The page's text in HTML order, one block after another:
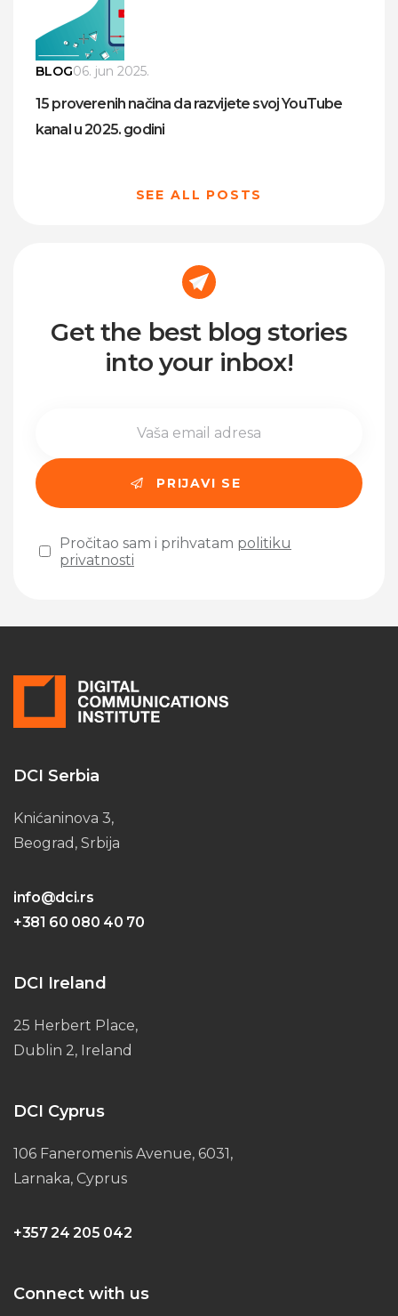
BLOG06. jun 2025.
15 proverenih načina da razvijete svoj YouTube
kanal u 2025. godini
SEE ALL POSTS
Get the best blog stories
into your inbox!
Pročitao sam i prihvatam politiku
privatnosti
DCI Serbia
Knićaninova 3,
Beograd, Srbija
info@dci.rs
+381 60 080 40 70
DCI Ireland
25 Herbert Place,
Dublin 2, Ireland
DCI Cyprus
106 Faneromenis Avenue, 6031,
Larnaka, Cyprus
+357 24 205 042
Connect with us